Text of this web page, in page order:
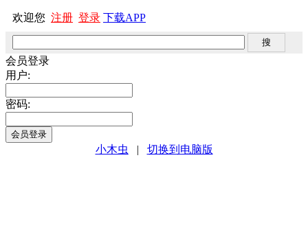
欢迎您 注册 登录 下载APP
会员登录
用户:
密码:
小木虫 | 切换到电脑版